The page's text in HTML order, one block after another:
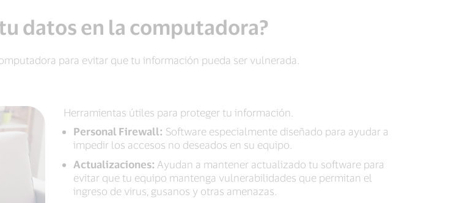
datos en la computadora?
para evitar que tu información pueda ser vulnerada.
Herramientas útiles para proteger tu información.
Personal Firewall: Software especialmente diseñado para ayudar a
impedir los accesos no deseados en su equipo.
Actualizaciones: Ayudan a mantener actualizado tu software para
evitar que tu equipo mantenga vulnerabilidades que permitan el
ingreso de virus, gusanos y otras amenazas.